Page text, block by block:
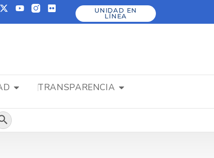
UNIDAD EN
LÍNEA
TRANSPARENCIA
de búsqueda